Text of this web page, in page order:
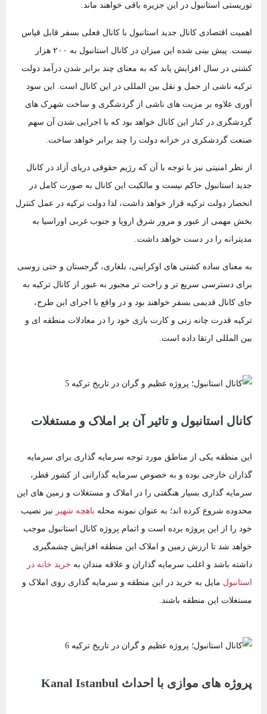
توریستی استانبول در این جزیره باقی خواهند ماند.
اهمیت اقتصادی کانال جدید استانبول با کانال فعلی بسفر قابل قیاس
نیست. پیش بینی شده این میزان در کانال استانبول به ۲۰۰ هزار
کشتی در سال افزایش یابد که به معنای چند برابر شدن درآمد دولت
ترکیه ناشی از حمل و نقل بین ‌المللی در این کانال است. این سود
آوری علاوه بر مزیت‌ های ناشی از گردشگری و ساخت شهرک ‌های
گردشگری در کنار این کانال خواهد بود که با اجرایی شدن آن سهم
صنعت گردشکری در خزانه دولت را چند برابر خواهد ساخت.
از نظر امنیتی نیز با توجه با آن که رژیم حقوقی دریای آزاد در کانال
جدید استانبول حاکم نیست و مالکیت این کانال به صورت کامل در
انحصار دولت ترکیه قرار خواهد داشت، لذا دولت ترکیه در عمل کنترل
بخش مهمی از عبور و مرور شرق اروپا و جنوب غربی اوراسیا به
مدیترانه را در دست خواهد داشت.
به معنای ساده کشتی ‌های اوکراینی، بلغاری، گرجستان و حتی روسی
برای دسترسی سریع تر و راحت ‌تر مجبور به عبور از کانال ترکیه به
جای کانال قدیمی بسفر خواهند بود و در واقع با اجرای این طرح،
ترکیه قدرت چانه زنی و کارت بازی خود را در معادلات منطقه ‌ای و
بین ‌المللی ارتقا داده است.
کانال استانبول و تاثیر آن بر املاک و مستغلات
این منطقه یکی از مناطق مورد توجه سرمایه گذاری برای سرمایه
گذاران خارجی بوده و به خصوص سرمایه گذارانی از کشور قطر،
سرمایه گذاری بسیار هنگفتی را در املاک و مستغلات و زمین‌ های این
محدوده شروع کرده اند؛ به عنوان نمونه محله باهچه شهیر نیز نصیب
خود را از این پروژه برده است و اتمام پروژه کانال استانبول موجب
خواهد شد تا ارزش زمین و املاک این منطقه افزایش چشمگیری
داشته باشد و اغلب سرمایه گذاران و علاقه مندان به خرید خانه در
استانبول مایل به خرید در این منطقه و سرمایه گذاری روی املاک و
مستغلات این منطقه باشند.
پروژه های موازی با احداث Kanal Istanbul